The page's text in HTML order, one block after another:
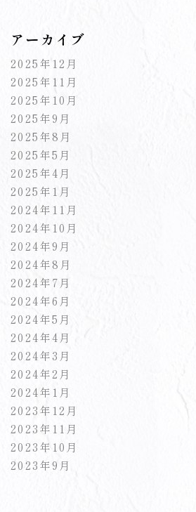
アーカイブ
2025年12月
2025年11月
2025年10月
2025年9月
2025年8月
2025年5月
2025年4月
2025年1月
2024年11月
2024年10月
2024年9月
2024年8月
2024年7月
2024年6月
2024年5月
2024年4月
2024年3月
2024年2月
2024年1月
2023年12月
2023年11月
2023年10月
2023年9月